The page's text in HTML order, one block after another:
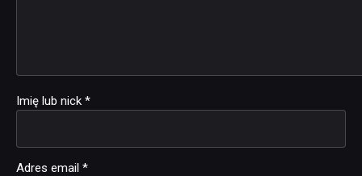
Imię lub nick *
Adres email *